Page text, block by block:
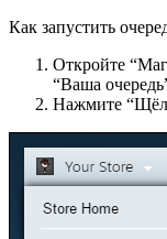
Как запустить
Откройте
“Ваша
Нажмите